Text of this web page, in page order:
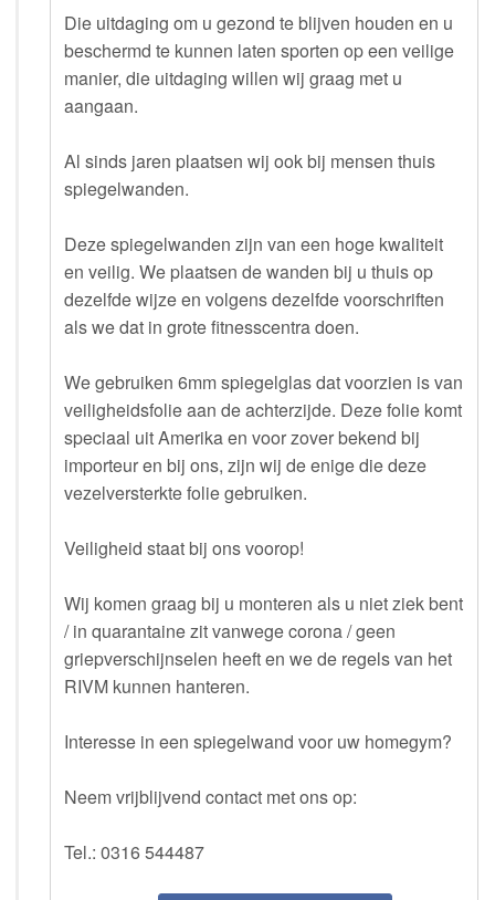
Die uitdaging om u gezond te blijven houden en u
beschermd te kunnen laten sporten op een veilige
manier, die uitdaging willen wij graag met u
aangaan.
Al sinds jaren plaatsen wij ook bij mensen thuis
spiegelwanden.
Deze spiegelwanden zijn van een hoge kwaliteit
en veilig. We plaatsen de wanden bij u thuis op
dezelfde wijze en volgens dezelfde voorschriften
als we dat in grote fitnesscentra doen.
We gebruiken 6mm spiegelglas dat voorzien is van
veiligheidsfolie aan de achterzijde. Deze folie komt
speciaal uit Amerika en voor zover bekend bij
importeur en bij ons, zijn wij de enige die deze
vezelversterkte folie gebruiken.
Veiligheid staat bij ons voorop!
Wij komen graag bij u monteren als u niet ziek bent
/ in quarantaine zit vanwege corona / geen
griepverschijnselen heeft en we de regels van het
RIVM kunnen hanteren.
Interesse in een spiegelwand voor uw homegym?
Neem vrijblijvend contact met ons op:
Tel.: 0316 544487